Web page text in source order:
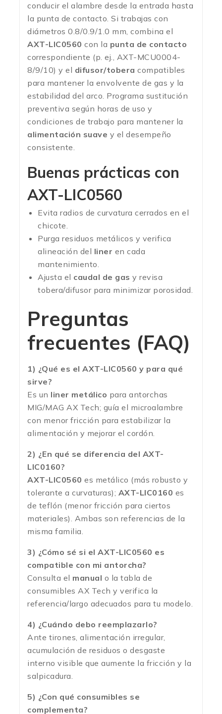
conducir el alambre desde la entrada hasta
la punta de contacto. Si trabajas con
diámetros 0.8/0.9/1.0 mm, combina el
AXT-LIC0560 con la punta de contacto
correspondiente (p. ej., AXT-MCU0004-
8/9/10) y el difusor/tobera compatibles
para mantener la envolvente de gas y la
estabilidad del arco. Programa sustitución
preventiva según horas de uso y
condiciones de trabajo para mantener la
alimentación suave y el desempeño
consistente.
Buenas prácticas con
AXT-LIC0560
Evita radios de curvatura cerrados en el
chicote.
Purga residuos metálicos y verifica
alineación del liner en cada
mantenimiento.
Ajusta el caudal de gas y revisa
tobera/difusor para minimizar porosidad.
Preguntas
frecuentes (FAQ)
1) ¿Qué es el AXT-LIC0560 y para qué
sirve?
Es un liner metálico para antorchas
MIG/MAG AX Tech; guía el microalambre
con menor fricción para estabilizar la
alimentación y mejorar el cordón.
2) ¿En qué se diferencia del AXT-
LIC0160?
AXT-LIC0560 es metálico (más robusto y
tolerante a curvaturas); AXT-LIC0160 es
de teflón (menor fricción para ciertos
materiales). Ambas son referencias de la
misma familia.
3) ¿Cómo sé si el AXT-LIC0560 es
compatible con mi antorcha?
Consulta el manual o la tabla de
consumibles AX Tech y verifica la
referencia/largo adecuados para tu modelo.
4) ¿Cuándo debo reemplazarlo?
Ante tirones, alimentación irregular,
acumulación de residuos o desgaste
interno visible que aumente la fricción y la
salpicadura.
5) ¿Con qué consumibles se
complementa?